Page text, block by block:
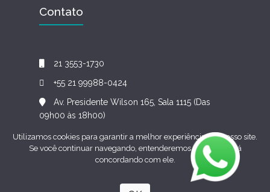
Contato
21 3553-1730
+55 21 99988-0424
Av. Presidente Wilson 165, Sala 1115 (Das
09h00 às 18h00)
CEAP Concursos Ltda | CNPJ:
13.376.180/0001-52 | Todos os direitos
reservados. Desenvolvido por TUTOR
Utilizamos cookies para garantir a melhor experiência em nosso site.
Se você continuar navegando, entenderemos que você está
concordando com ele.